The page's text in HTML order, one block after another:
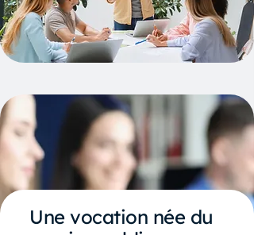
Une vocation née du